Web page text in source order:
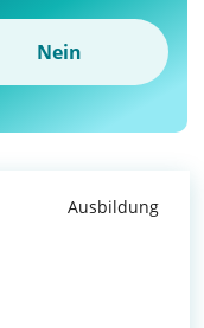
Nein
Ausbildung